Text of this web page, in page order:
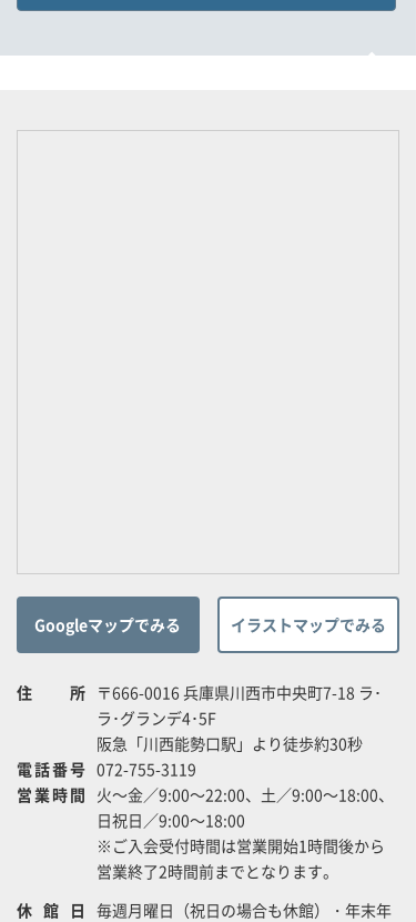
Googleマップでみる イラストマップでみる
住所 〒666-0016 兵庫県川西市中央町7-18 ラ･
ラ･グランデ4･5F
阪急「川西能勢口駅」より徒歩約30秒
電話番号 072-755-3119
営業時間 火～金／9:00～22:00、土／9:00～18:00、
日祝日／9:00～18:00
※ご入会受付時間は営業開始1時間後から
営業終了2時間前までとなります。
休館日 毎週月曜日（祝日の場合も休館）・年末年